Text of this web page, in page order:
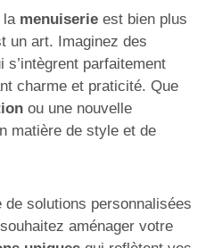
la menuiserie est bien plus
un art. Imaginez des
s’intègrent parfaitement
charme et praticité. Que
ou une nouvelle
matière de style et de
solutions personnalisées
aménager votre